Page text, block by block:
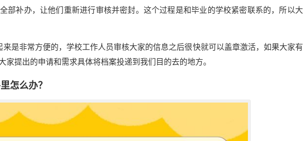
部补办，让他们重新进行审核并密封。这个过程是和毕业的学校紧密联系的，所以
是非常方便的，学校工作人员审核大家的信息之后很快就可以盖章激活，如果大家
家提出的申请和需求具体将档案投递到我们目的去的地方。
怎么办？